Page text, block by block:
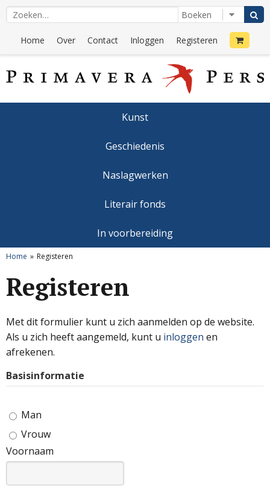
Home Over Contact Inloggen Registeren
Kunst
Geschiedenis
Naslagwerken
Literair fonds
In voorbereiding
Home Registeren
Registeren
Met dit formulier kunt u zich aanmelden op de website.
Als u zich heeft aangemeld, kunt u inloggen en
afrekenen.
Basisinformatie
Man
Vrouw
Voornaam